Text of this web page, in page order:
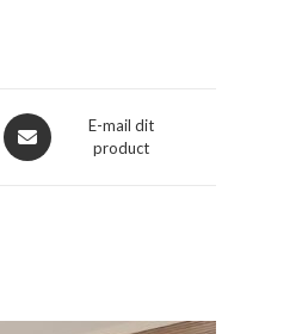
Opent
in
E-mail dit
product